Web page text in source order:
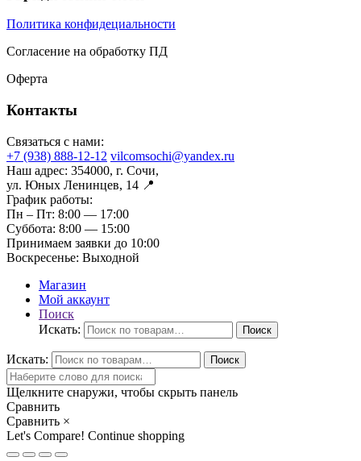
Политика конфидециальности
Согласение на обработку ПД
Оферта
Контакты
Связаться с нами:
+7 (938) 888-12-12 vilcomsochi@yandex.ru
Наш адрес: 354000, г. Сочи,
ул. Юных Ленинцев, 14 📍
График работы:
Пн – Пт: 8:00 — 17:00
Суббота: 8:00 — 15:00
Принимаем заявки до 10:00
Воскресенье: Выходной
Магазин
Мой аккаунт
Поиск
Искать:
Поиск
Искать: Поиск
Щелкните снаружи, чтобы скрыть панель
Сравнить
Сравнить ×
Let's Compare! Continue shopping